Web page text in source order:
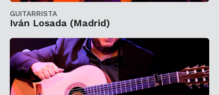
GUITARRISTA
Iván Losada (Madrid)